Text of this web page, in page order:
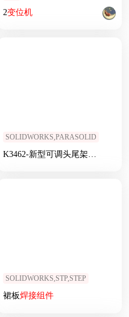
2变位机
SOLIDWORKS,PARASOLID
SOLIDWORKS,STP,STEP
裙板焊接组件